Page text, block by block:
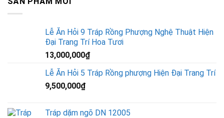
Lễ Ăn Hỏi 9 Tráp Rồng Phượng Nghệ Thuật Hiện
Đại Trang Trí Hoa Tươi
13,000,000₫
Lễ Ăn Hỏi 5 Tráp Rồng phượng Hiện Đại Trang Trí
9,500,000₫
Tráp dặm ngõ DN 12005